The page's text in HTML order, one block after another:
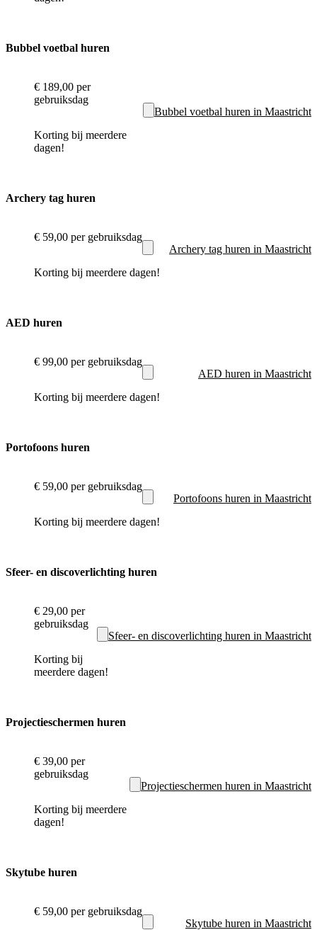
Bubbel voetbal huren
€ 189,00 per
gebruiksdag
Korting bij meerdere
dagen!
Bubbel voetbal huren in Maastricht
Archery tag huren
€ 59,00 per gebruiksdag
Korting bij meerdere dagen!
Archery tag huren in Maastricht
AED huren
€ 99,00 per gebruiksdag
Korting bij meerdere dagen!
AED huren in Maastricht
Portofoons huren
€ 59,00 per gebruiksdag
Korting bij meerdere dagen!
Portofoons huren in Maastricht
Sfeer- en discoverlichting huren
€ 29,00 per
gebruiksdag
Korting bij
meerdere dagen!
Sfeer- en discoverlichting huren in Maastricht
Projectieschermen huren
€ 39,00 per
gebruiksdag
Korting bij meerdere
dagen!
Projectieschermen huren in Maastricht
Skytube huren
€ 59,00 per gebruiksdag
Skytube huren in Maastricht